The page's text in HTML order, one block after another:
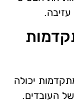
יכולה
העובדים.